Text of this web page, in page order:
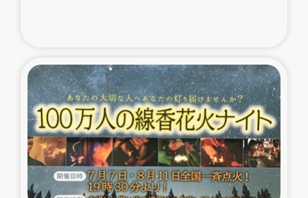
ガザ地区での公園の緑化を通じた支援事業
ガザ地区における被災住民への緊急支援
ガザ地区酪農を通した女性グループの生計支援
ふりかけ普及と食生活改善による栄養改善事業